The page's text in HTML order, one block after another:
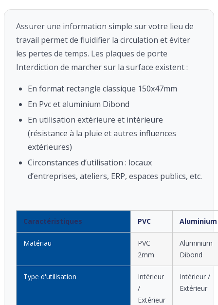
Assurer une information simple sur votre lieu de
travail permet de fluidifier la circulation et éviter
les pertes de temps. Les plaques de porte
Interdiction de marcher sur la surface existent :
En format rectangle classique 150x47mm
En Pvc et aluminium Dibond
En utilisation extérieure et intérieure
(résistance à la pluie et autres influences
extérieures)
Circonstances d’utilisation : locaux
d’entreprises, ateliers, ERP, espaces publics, etc.
Caractéristiques PVC Aluminium
Matériau
PVC
2mm
Aluminium
Dibond
Type d'utilisation
Intérieur
/
Extérieur
Intérieur /
Extérieur